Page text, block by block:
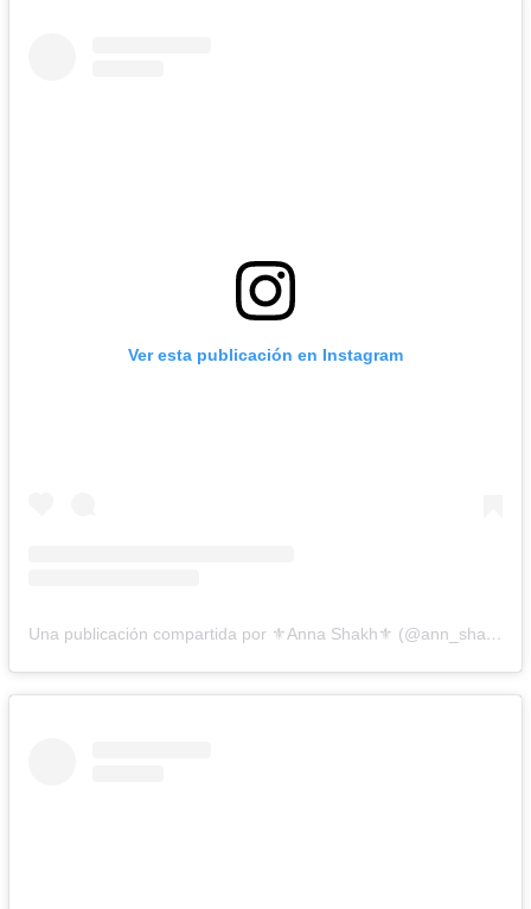
Ver esta publicación en Instagram
Una publicación compartida por ⚜️Anna Shakh⚜️ (@ann_shakhovskaya)